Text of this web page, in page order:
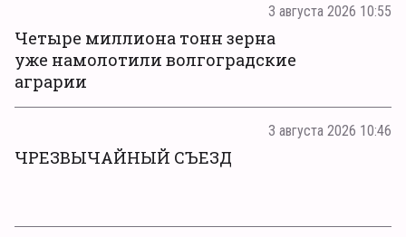
3 августа 2026 10:55
Четыре миллиона тонн зерна
уже намолотили волгоградские
аграрии
3 августа 2026 10:46
ЧРЕЗВЫЧАЙНЫЙ СЪЕЗД